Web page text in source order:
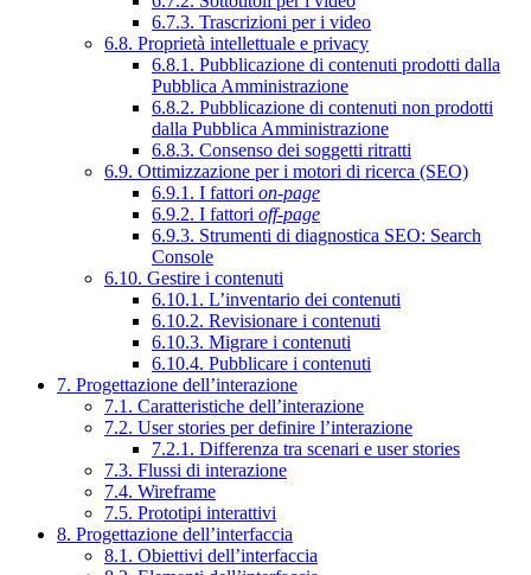
6.7.3. Trascrizioni per i video
6.8. Proprietà intellettuale e privacy
6.8.1. Pubblicazione di contenuti prodotti dalla
Pubblica Amministrazione
6.8.2. Pubblicazione di contenuti non prodotti
dalla Pubblica Amministrazione
6.8.3. Consenso dei soggetti ritratti
6.9. Ottimizzazione per i motori di ricerca (SEO)
6.9.1. I fattori on-page
6.9.2. I fattori off-page
6.9.3. Strumenti di diagnostica SEO: Search
Console
6.10. Gestire i contenuti
6.10.1. L’inventario dei contenuti
6.10.2. Revisionare i contenuti
6.10.3. Migrare i contenuti
6.10.4. Pubblicare i contenuti
7. Progettazione dell’interazione
7.1. Caratteristiche dell’interazione
7.2. User stories per definire l’interazione
7.2.1. Differenza tra scenari e user stories
7.3. Flussi di interazione
7.4. Wireframe
7.5. Prototipi interattivi
8. Progettazione dell’interfaccia
8.1. Obiettivi dell’interfaccia